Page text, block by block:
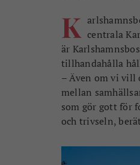
K centrala
är
tillhandahålla
– Även om vi vill
mellan
som gör gott för
och trivseln,